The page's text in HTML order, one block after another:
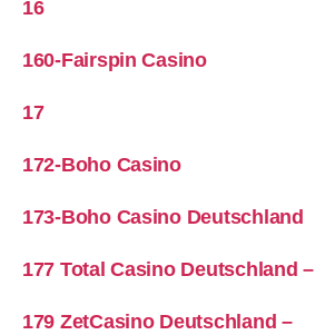
16
160-Fairspin Casino
17
172-Boho Casino
173-Boho Casino Deutschland
177 Total Casino Deutschland –
179 ZetCasino Deutschland –